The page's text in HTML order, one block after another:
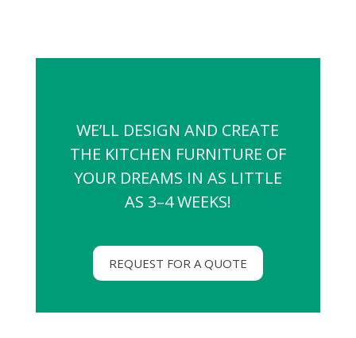
WE’LL DESIGN AND CREATE
THE KITCHEN FURNITURE OF
YOUR DREAMS IN AS LITTLE
AS 3–4 WEEKS!
REQUEST FOR A QUOTE